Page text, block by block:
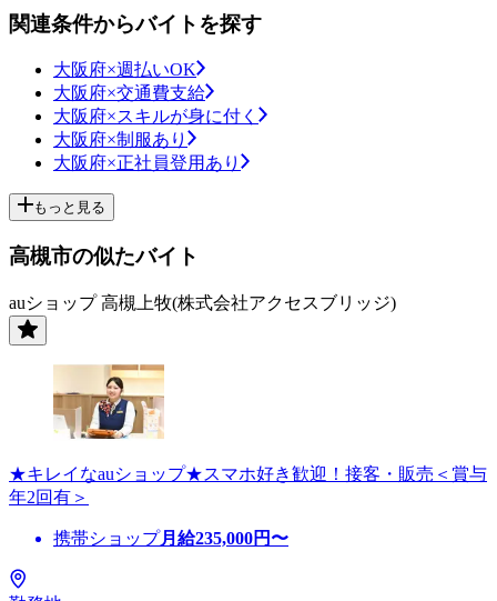
関連条件からバイトを探す
大阪府×週払いOK
大阪府×交通費支給
大阪府×スキルが身に付く
大阪府×制服あり
大阪府×正社員登用あり
もっと見る
高槻市の似たバイト
auショップ 高槻上牧(株式会社アクセスブリッジ)
★キレイなauショップ★スマホ好き歓迎！接客・販売＜賞与
年2回有＞
携帯ショップ月給235,000円〜